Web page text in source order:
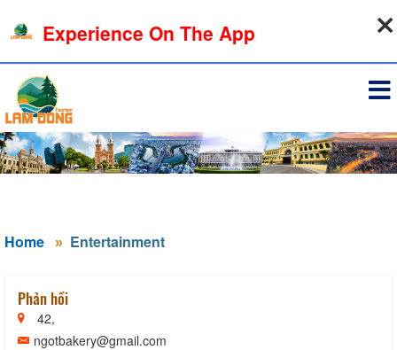
Home Entertainment
Phản hồi
42,
ngotbakery@gmail.com
Experience On The App